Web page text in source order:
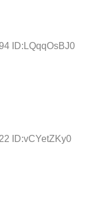
ID:LQqqOsBJ0
ID:vCYetZKy0